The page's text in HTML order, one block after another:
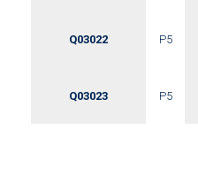
Q03022 P5
Q03023 P5